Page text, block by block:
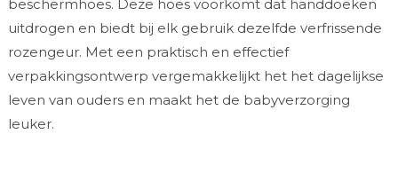
beschermhoes. Deze hoes voorkomt dat handdoeken
uitdrogen en biedt bij elk gebruik dezelfde verfrissende
rozengeur. Met een praktisch en effectief
verpakkingsontwerp vergemakkelijkt het het dagelijkse
leven van ouders en maakt het de babyverzorging
leuker.